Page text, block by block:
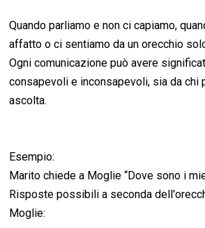
Quando parliamo e non ci capiamo,
affatto o ci sentiamo da un orecchio
Ogni comunicazione può avere
consapevoli e inconsapevoli, sia da chi
ascolta.
Esempio:
Marito chiede a Moglie “Dove sono i
Risposte possibili a seconda
Moglie: